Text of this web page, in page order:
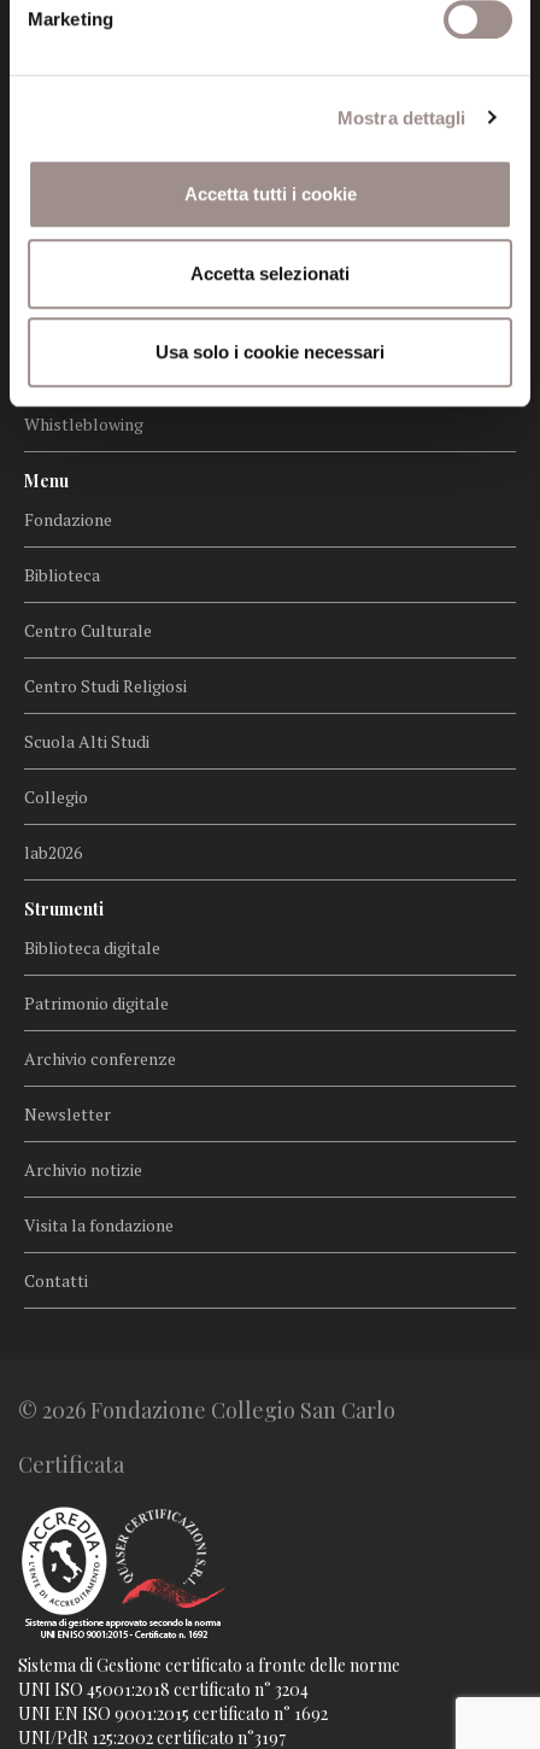
Marketing
Mostra dettagli
Accetta tutti i cookie
Accetta selezionati
Usa solo i cookie necessari
Privacy
Whistleblowing
Menu
Fondazione
Biblioteca
Centro Culturale
Centro Studi Religiosi
Scuola Alti Studi
Collegio
lab2026
Strumenti
Biblioteca digitale
Patrimonio digitale
Archivio conferenze
Newsletter
Archivio notizie
Visita la fondazione
Contatti
© 2026 Fondazione Collegio San Carlo
Certificata
Sistema di Gestione certificato a fronte delle norme
UNI ISO 45001:2018 certificato n° 3204
UNI EN ISO 9001:2015 certificato n° 1692
UNI/PdR 125:2002 certificato n°3197